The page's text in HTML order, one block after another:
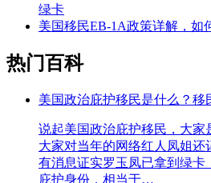
绿卡
美国移民EB-1A政策详解，如
热门百科
美国政治庇护移民是什么？移
说起美国政治庇护移民，大家
大家对当年的网络红人凤姐
有消息证实罗玉凤已拿到绿卡
庇护身份，相当于…